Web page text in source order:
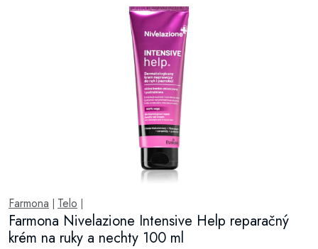
Farmona Telo
Farmona Nivelazione Intensive Help reparačný
krém na ruky a nechty 100 ml